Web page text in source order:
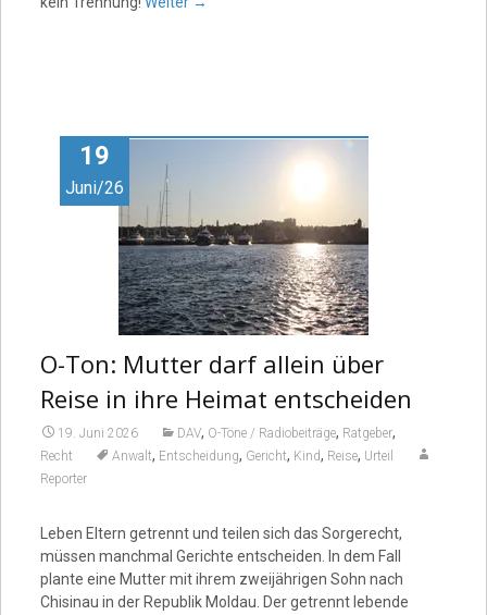
19
Juni/26
O-Ton: Mutter darf allein über
Reise in ihre Heimat entscheiden
19. Juni 2026 DAV, O-Töne / Radiobeiträge, Ratgeber,
Recht Anwalt, Entscheidung, Gericht, Kind, Reise, Urteil
Reporter
Leben Eltern getrennt und teilen sich das Sorgerecht,
müssen manchmal Gerichte entscheiden. In dem Fall
plante eine Mutter mit ihrem zweijährigen Sohn nach
Chisinau in der Republik Moldau. Der getrennt lebende